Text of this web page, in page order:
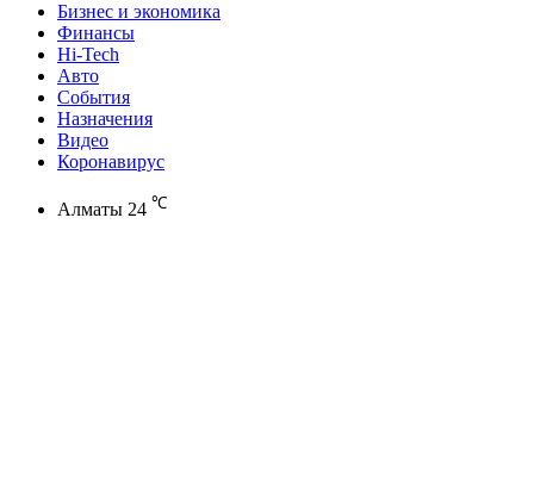
Бизнес и экономика
Финансы
Hi-Tech
Авто
События
Назначения
Видео
Коронавирус
Алматы 24 ℃